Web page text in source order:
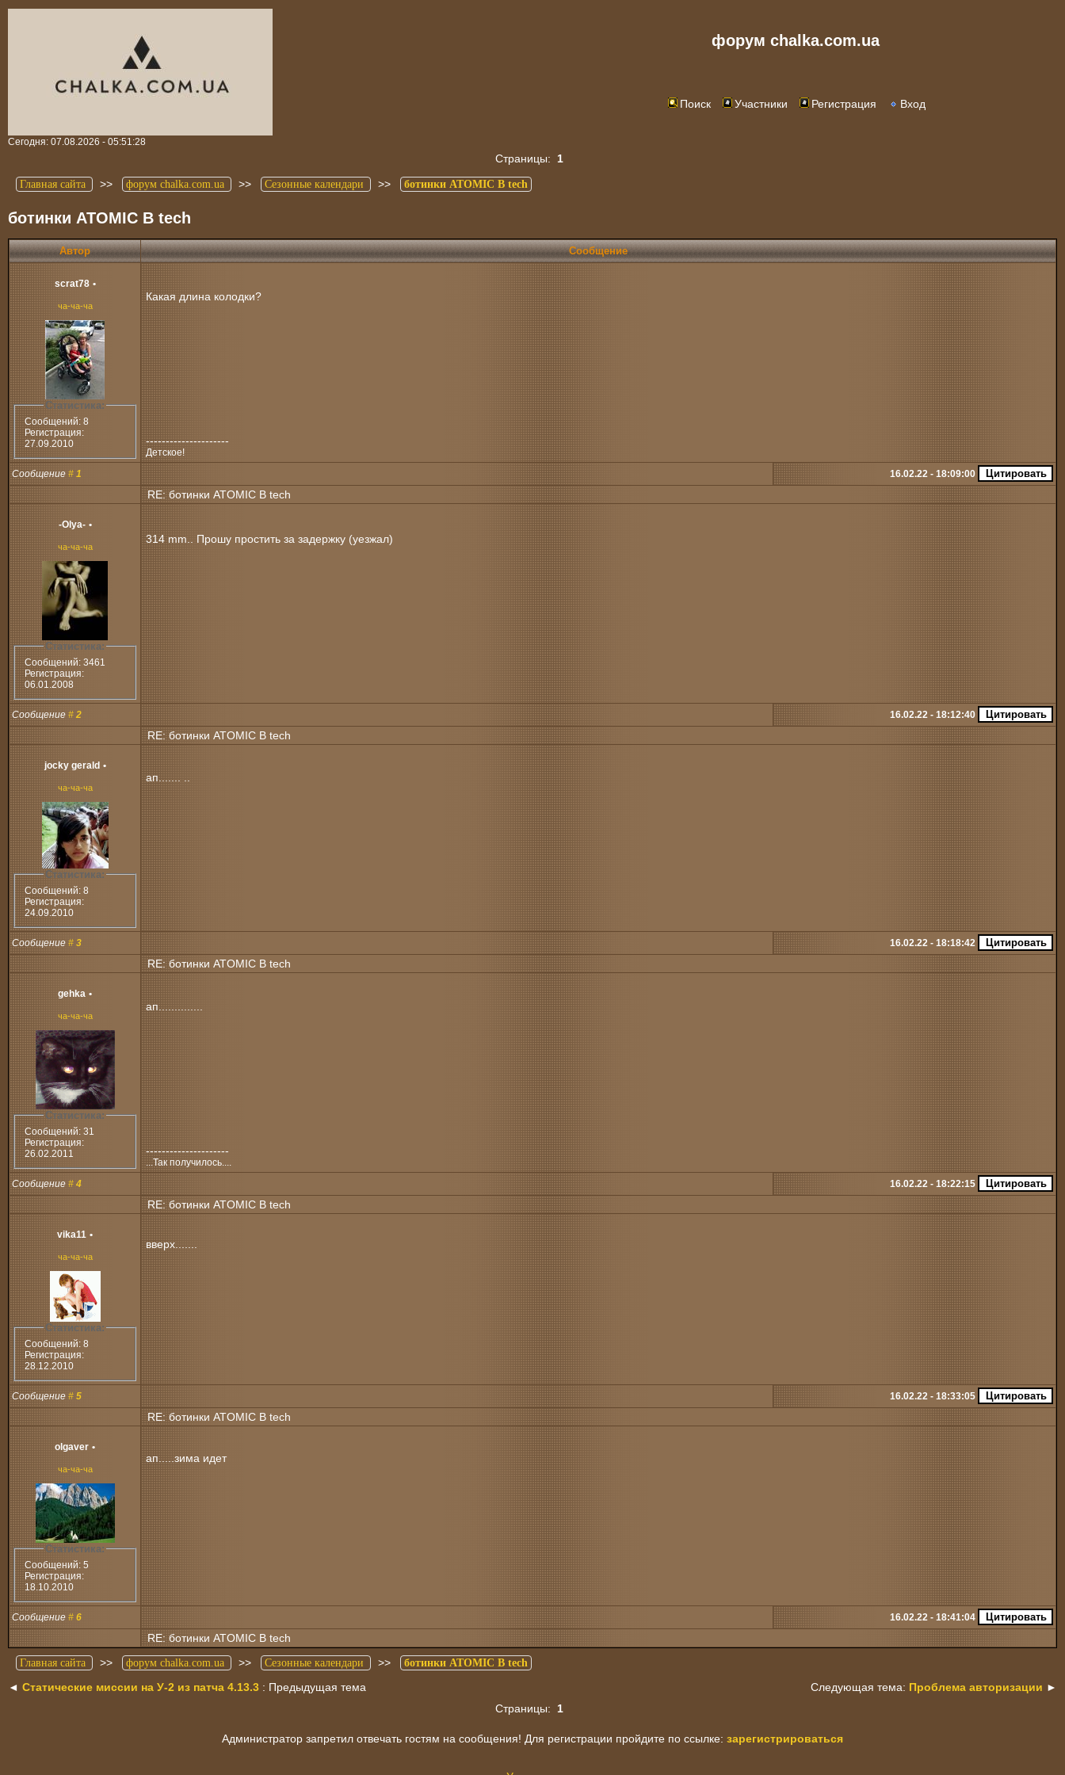
форум chalka.com.ua
Поиск Участники Регистрация Вход
Сегодня: 07.08.2026 - 05:51:28
Страницы: 1
Главная сайта >> форум chalka.com.ua >> Сезонные календари >> ботинки ATOMIC B tech
ботинки ATOMIC B tech
Автор Сообщение
scrat78 •
ча-ча-ча
Статистика:
Сообщений: 8
Регистрация:
27.09.2010
Какая длина колодки?
---------------------
Детское!
Сообщение # 1 16.02.22 - 18:09:00
RE: ботинки ATOMIC B tech
-Olya- •
ча-ча-ча
Статистика:
Сообщений: 3461
Регистрация:
06.01.2008
314 mm.. Прошу простить за задержку (уезжал)
Сообщение # 2 16.02.22 - 18:12:40
RE: ботинки ATOMIC B tech
jocky gerald •
ча-ча-ча
Статистика:
Сообщений: 8
Регистрация:
24.09.2010
ап....... ..
Сообщение # 3 16.02.22 - 18:18:42
RE: ботинки ATOMIC B tech
gehka •
ча-ча-ча
Статистика:
Сообщений: 31
Регистрация:
26.02.2011
ап..............
---------------------
...Так получилось....
Сообщение # 4 16.02.22 - 18:22:15
RE: ботинки ATOMIC B tech
vika11 •
ча-ча-ча
Статистика:
Сообщений: 8
Регистрация:
28.12.2010
вверх.......
Сообщение # 5 16.02.22 - 18:33:05
RE: ботинки ATOMIC B tech
olgaver •
ча-ча-ча
Статистика:
Сообщений: 5
Регистрация:
18.10.2010
ап.....зима идет
Сообщение # 6 16.02.22 - 18:41:04
RE: ботинки ATOMIC B tech
Главная сайта >> форум chalka.com.ua >> Сезонные календари >> ботинки ATOMIC B tech
◄ Статические миссии на У-2 из патча 4.13.3 : Предыдущая тема Следующая тема: Проблема авторизации ►
Страницы: 1
Администратор запретил отвечать гостям на сообщения! Для регистрации пройдите по ссылке: зарегистрироваться